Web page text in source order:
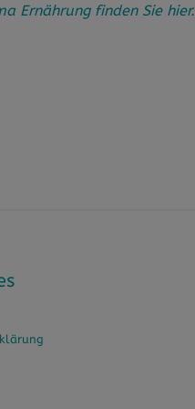
Ernährung finden Sie hier.